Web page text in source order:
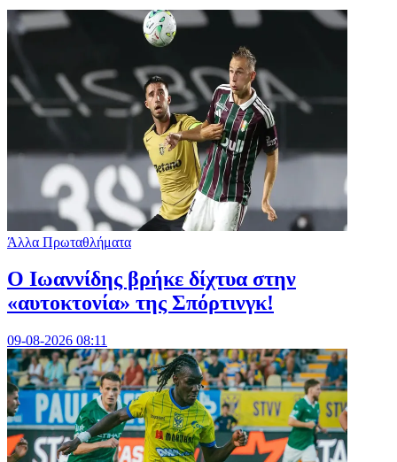
Άλλα Πρωταθλήματα
Ο Ιωαννίδης βρήκε δίχτυα στην
«αυτοκτονία» της Σπόρτινγκ!
09-08-2026 08:11